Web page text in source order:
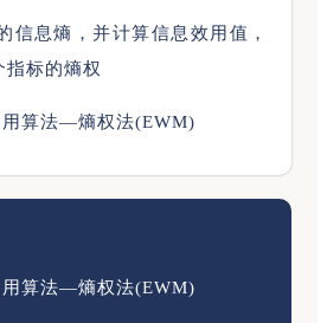
信息熵，并计算信息效用值，
指标的熵权